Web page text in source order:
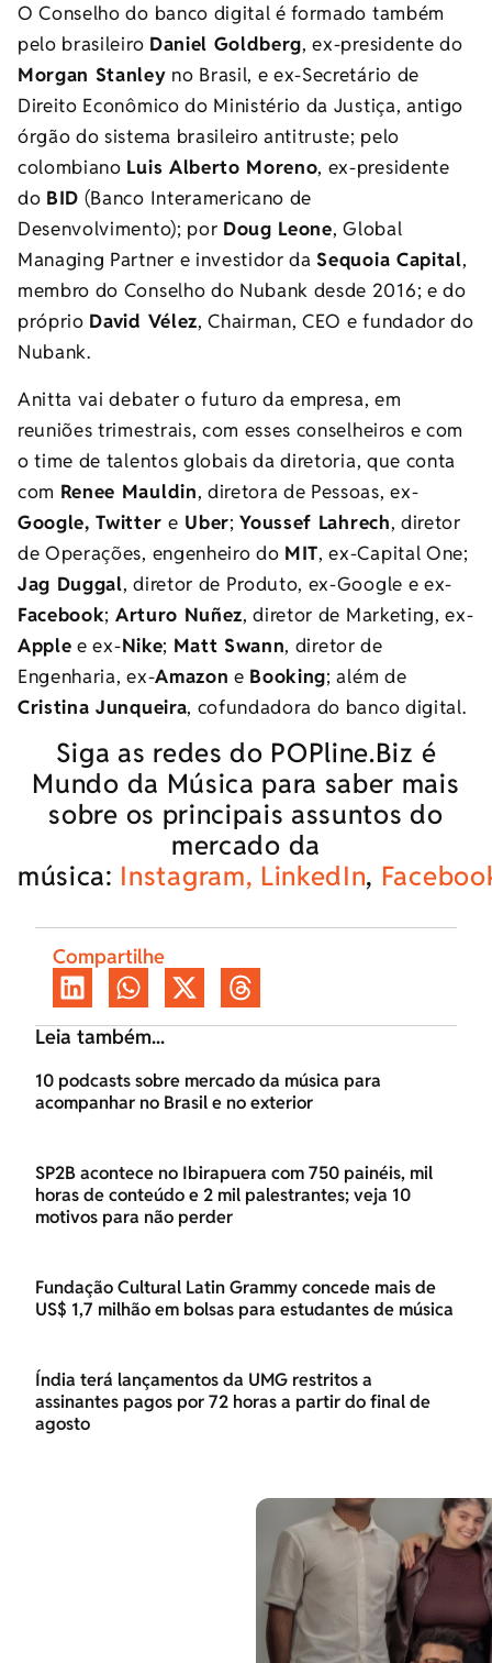
O Conselho do banco digital é formado também
pelo brasileiro Daniel Goldberg, ex-presidente do
Morgan Stanley no Brasil, e ex-Secretário de
Direito Econômico do Ministério da Justiça, antigo
órgão do sistema brasileiro antitruste; pelo
colombiano Luis Alberto Moreno, ex-presidente
do BID (Banco Interamericano de
Desenvolvimento); por Doug Leone, Global
Managing Partner e investidor daSequoia Capital,
membro do Conselho do Nubank desde 2016; e do
próprio David Vélez, Chairman, CEO e fundador do
Nubank.
Anitta vai debater o futuro da empresa, em
reuniões trimestrais, com esses conselheiros e com
o time de talentos globais da diretoria, que conta
com Renee Mauldin, diretora de Pessoas, ex-
Google, Twitter e Uber;Youssef Lahrech, diretor
de Operações, engenheiro do MIT, ex-Capital One;
Jag Duggal, diretor de Produto, ex-Google e ex-
Facebook; Arturo Nuñez, diretor de Marketing, ex-
Apple e ex-Nike; Matt Swann, diretor de
Engenharia, ex-Amazon e Booking; além de
Cristina Junqueira, cofundadora do banco digital.
Siga as redes do POPline.Biz é
Mundo da Música para saber mais
sobre os principais assuntos do
mercado da
música: Instagram, LinkedIn,
Compartilhe
Leia também...
10 podcasts sobre mercado da música para
acompanhar no Brasil e no exterior
SP2B acontece no Ibirapuera com 750 painéis, mil
horas de conteúdo e 2 mil palestrantes; veja 10
motivos para não perder
Fundação Cultural Latin Grammy concede mais de
US$ 1,7 milhão em bolsas para estudantes de música
Índia terá lançamentos da UMG restritos a
assinantes pagos por 72 horas a partir do final de
agosto